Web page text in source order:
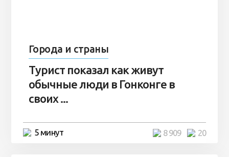
Города и страны
Турист показал как живут
обычные люди в Гонконге в
своих ...
5 минут 20
8 909